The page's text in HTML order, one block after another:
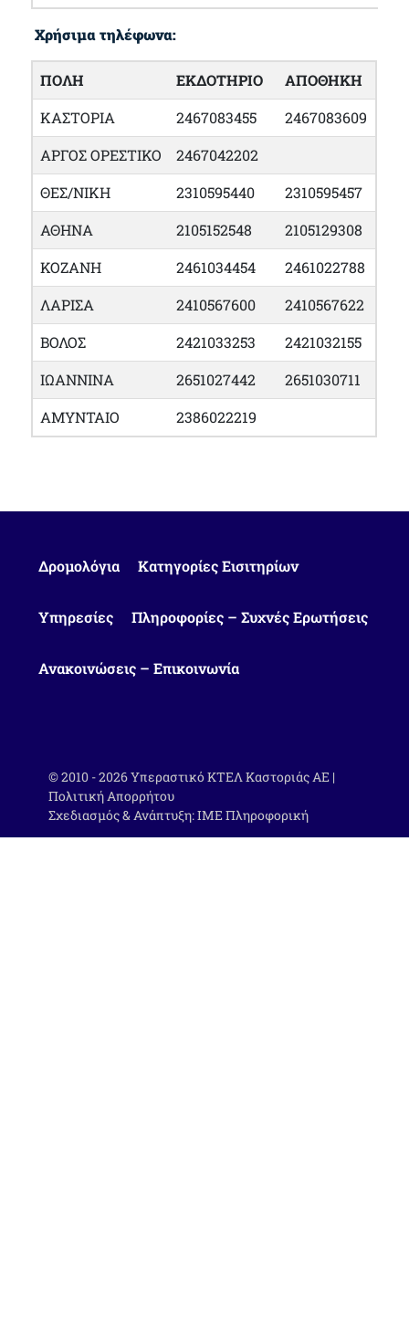
Χρήσιμα τηλέφωνα:
ΠΟΛΗ ΕΚΔΟΤΗΡΙΟ
ΑΠΟΘΗΚΗ
ΚΑΣΤΟΡΙΑ
2467083455
2467083609
ΑΡΓΟΣ ΟΡΕΣΤΙΚΟ
2467042202
ΘΕΣ/ΝΙΚΗ
2310595440
2310595457
ΑΘΗΝΑ
2105152548
2105129308
ΚΟΖΑΝΗ
2461034454
2461022788
ΛΑΡΙΣΑ
2410567600
2410567622
ΒΟΛΟΣ
2421033253
2421032155
ΙΩΑΝΝΙΝΑ
2651027442
2651030711
ΑΜΥΝΤΑΙΟ
2386022219
Δρομολόγια Κατηγορίες Εισιτηρίων
Υπηρεσίες Πληροφορίες – Συχνές Ερωτήσεις
Ανακοινώσεις – Επικοινωνία
© 2010 - 2026 Υπεραστικό ΚΤΕΛ Καστοριάς ΑΕ |
Πολιτική Απορρήτου
Σχεδιασμός & Ανάπτυξη:ΙΜΕ Πληροφορική